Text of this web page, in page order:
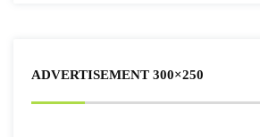
ADVERTISEMENT 300×250